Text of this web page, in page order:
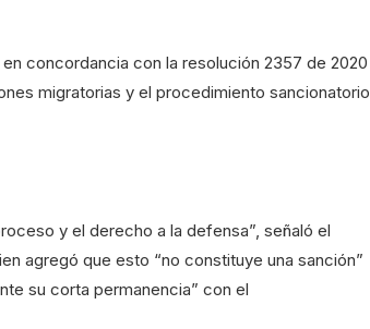
concordancia con la resolución 2357 de 2020
migratorias y el procedimiento sancionatorio
y el derecho a la defensa”, señaló el
agregó que esto “no constituye una sanción”
su corta permanencia” con el